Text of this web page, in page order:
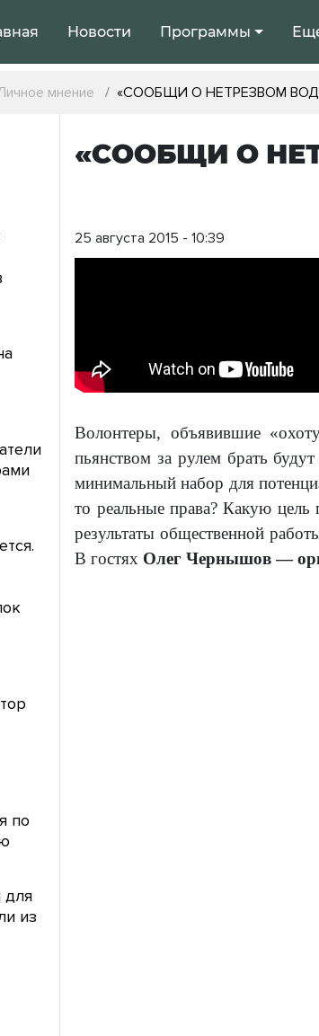
Новости Программы
мнение «СООБЩИ О НЕТРЕЗВОМ
«СООБЩИ О
25 августа 2015 - 10:39
Волонтеры, объявившие
пьянством за рулем брать
минимальный набор для
то реальные права? Какую
результаты общественной
В гостях Олег Чернышов —
по
для
из